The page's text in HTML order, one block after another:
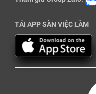
TẢI APP SÀN VIỆC LÀM